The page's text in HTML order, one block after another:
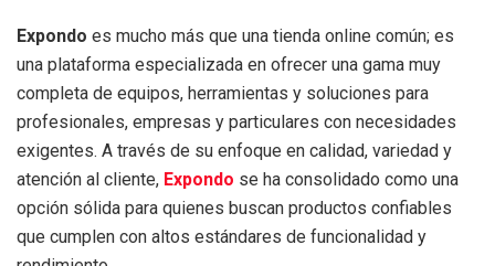
Expondo es mucho más que una tienda online común; es
una plataforma especializada en ofrecer una gama muy
completa de equipos, herramientas y soluciones para
profesionales, empresas y particulares con necesidades
exigentes. A través de su enfoque en calidad, variedad y
atención al cliente, Expondo se ha consolidado como una
opción sólida para quienes buscan productos confiables
que cumplen con altos estándares de funcionalidad y